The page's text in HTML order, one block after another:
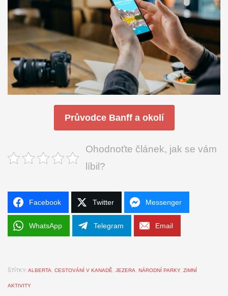
Průvodce Banff a okolí
Ohodnoťte článek, jak se vám
líbil?
Facebook Twitter Messenger
WhatsApp Telegram Email
ŠTÍTKY: ALBERTA CESTOVÁNÍ V KANADĚ JEZERA NÁRODNÍ PARKY, ZIMNÍ
AKTIVITY